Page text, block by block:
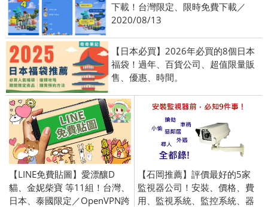
下載！台灣限定、限時免費下載／
2020/08/13
【日本必買】2026年必買的8個日本
福袋！過年、百貨公司、超值限量販
售、優惠、時間。
【LINE免費貼圖】愛漂釀D
貓、金妮柴寶 等11組！台灣、
日本、泰國限定／OpenVPN跨
【石岡推薦】評價最好的5家
監視器公司！安裝、價格、費
用、監視系統、監控系統、器